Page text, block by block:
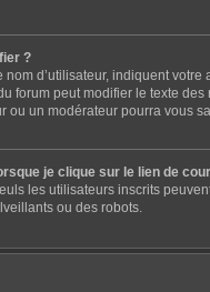
?
d’utilisateur, indiquent
forum peut modifier le texte
ou un modérateur pourra vous
je clique sur le lien de
les utilisateurs inscrits
ou des robots.